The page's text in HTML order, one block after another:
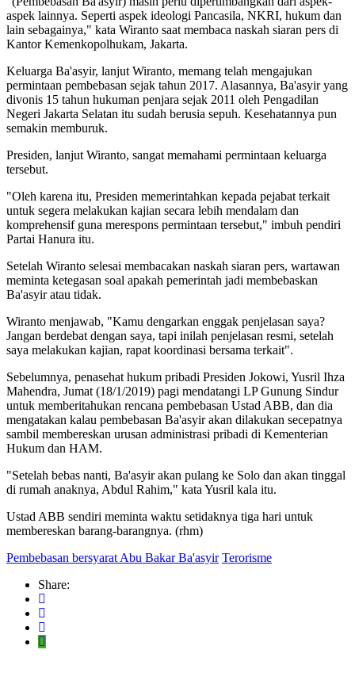
aspek lainnya. Seperti aspek ideologi Pancasila, NKRI, hukum dan
lain sebagainya," kata Wiranto saat membaca naskah siaran pers di
Kantor Kemenkopolhukam, Jakarta.
Keluarga Ba'asyir, lanjut Wiranto, memang telah mengajukan
permintaan pembebasan sejak tahun 2017. Alasannya, Ba'asyir yang
divonis 15 tahun hukuman penjara sejak 2011 oleh Pengadilan
Negeri Jakarta Selatan itu sudah berusia sepuh. Kesehatannya pun
semakin memburuk.
Presiden, lanjut Wiranto, sangat memahami permintaan keluarga
tersebut.
"Oleh karena itu, Presiden memerintahkan kepada pejabat terkait
untuk segera melakukan kajian secara lebih mendalam dan
komprehensif guna merespons permintaan tersebut," imbuh pendiri
Partai Hanura itu.
Setelah Wiranto selesai membacakan naskah siaran pers, wartawan
meminta ketegasan soal apakah pemerintah jadi membebaskan
Ba'asyir atau tidak.
Wiranto menjawab, "Kamu dengarkan enggak penjelasan saya?
Jangan berdebat dengan saya, tapi inilah penjelasan resmi, setelah
saya melakukan kajian, rapat koordinasi bersama terkait".
Sebelumnya, penasehat hukum pribadi Presiden Jokowi, Yusril Ihza
Mahendra, Jumat (18/1/2019) pagi mendatangi LP Gunung Sindur
untuk memberitahukan rencana pembebasan Ustad ABB, dan dia
mengatakan kalau pembebasan Ba'asyir akan dilakukan secepatnya
sambil membereskan urusan administrasi pribadi di Kementerian
Hukum dan HAM.
"Setelah bebas nanti, Ba'asyir akan pulang ke Solo dan akan tinggal
di rumah anaknya, Abdul Rahim," kata Yusril kala itu.
Ustad ABB sendiri meminta waktu setidaknya tiga hari untuk
membereskan barang-barangnya. (rhm)
Pembebasan bersyarat Abu Bakar Ba'asyir Terorisme
Share: